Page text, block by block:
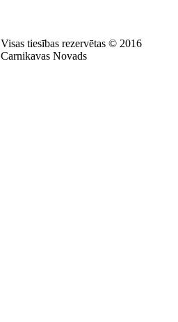
Visas tiesības rezervētas © 2016
Carnikavas Novads